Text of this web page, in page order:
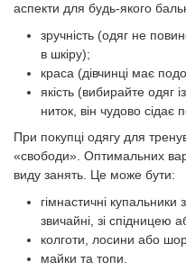
аспекти для будь-якого
зручність (одяг не
в шкіру);
краса (дівчинці має
якість (вибирайте одяг
ниток, він чудово сідає
При покупці одягу для
«свободи». Оптимальних
виду занять. Це може бути:
гімнастичні
звичайні, зі спідницею
колготи, лосини або
майки та топи.